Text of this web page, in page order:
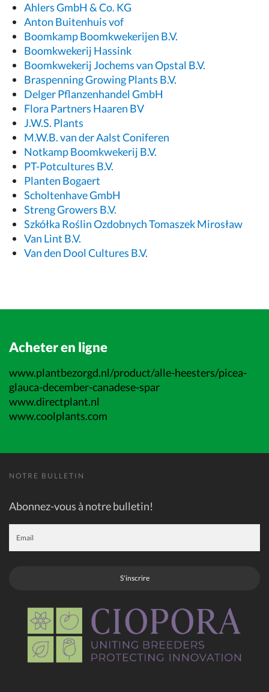
Ahlers GmbH & Co. KG
Anton Buitenhuis vof
Boomkamp Boomkwekerijen B.V.
Boomkwekerij Hassink
Boomkwekerij Jochems van Opstal B.V.
Braspenning Growing Plants B.V.
Delger Pflanzenhandel GmbH
Flora Partners Haaren BV
J.W.S. Plants
M.W.B. van der Aalst Coniferen
Notkamp Boomkwekerij B.V.
PT-Potcultures B.V.
Planten Bogaert
Scholtenhave GmbH
Streng Growers B.V.
Szkółka Roślin Ozdobnych Tomaszek Mirosław
Van Lint B.V.
Van den Dool Cultures B.V.
Acheter en ligne
www.plantbezorgd.nl/product/alle-heesters/picea-
glauca-december-canadese-spar
www.directplant.nl
www.coolplants.com
NOTRE BULLETIN
Abonnez-vous à notre bulletin!
S'inscrire